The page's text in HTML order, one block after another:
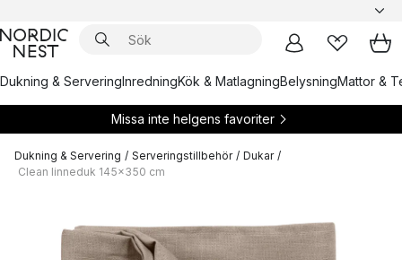
Dukning & ServeringInredningKök & MatlagningBelysningMattor &
Missa inte helgens favoriter
Dukning & Servering / Serveringstillbehör / Dukar /
Clean linneduk 145x350 cm